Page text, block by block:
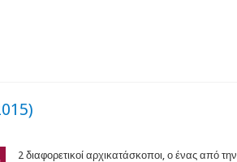
2 διαφορετικοί αρχικατάσκοποι, ο ένας από την